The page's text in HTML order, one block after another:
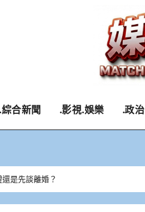
.綜合新聞 .影視.娛樂 .政治
是先談離婚？